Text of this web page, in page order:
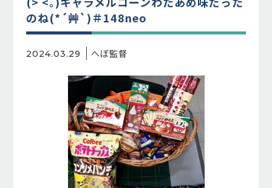
のね(*´艸`)＃148neo
2024.03.29 へぼ監督